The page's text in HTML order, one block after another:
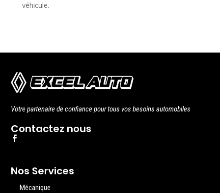
véhicule.
Votre partenaire de confiance pour tous vos besoins automobiles
Contactez nous
Nos Services
Mécanique